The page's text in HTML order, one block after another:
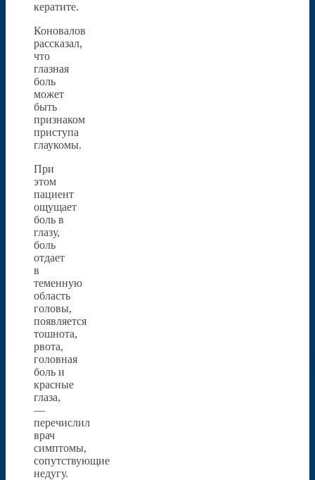
кератите.
Коновалов
рассказал,
что
глазная
боль
может
быть
признаком
приступа
глаукомы.
При
этом
пациент
ощущает
боль в
глазу,
боль
отдает
в
теменную
область
головы,
появляется
тошнота,
рвота,
головная
боль и
красные
глаза,
—
перечислил
врач
симптомы,
сопутствующие
недугу.